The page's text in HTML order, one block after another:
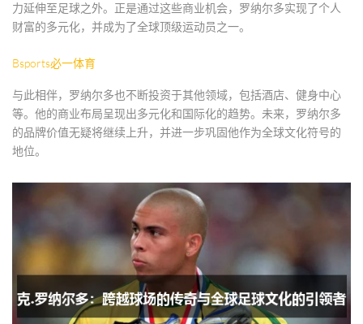
力延伸至足球之外。正是通过这些商业机会，罗纳尔多实现了个人
财富的多元化，并成为了全球顶级运动员之一。
Bsports必一体育
与此相伴，罗纳尔多也不断投资于其他领域，包括酒店、健身中心
等。他的商业布局呈现出多元化和国际化的趋势。未来，罗纳尔多
的品牌价值无疑将继续上升，并进一步巩固他作为全球文化符号的
地位。